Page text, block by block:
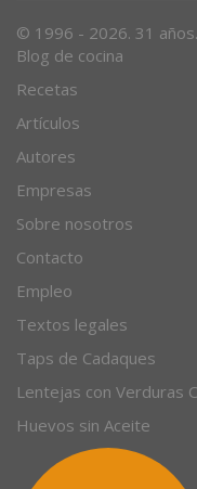
Blog de cocina
Recetas
Artículos
Autores
Empresas
Sobre nosotros
Contacto
Empleo
Textos legales
Taps de Cadaques
Lentejas con Verduras
Huevos sin Aceite